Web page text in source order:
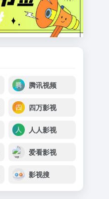
腾讯视频
四万影视
人人影视
爱看影视
影视搜